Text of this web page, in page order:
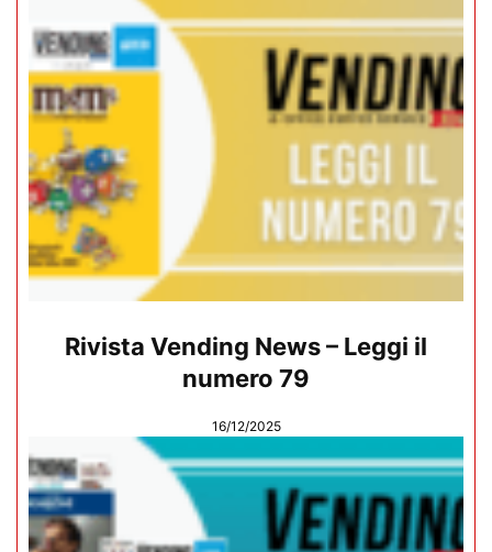
Rivista Vending News – Leggi il
numero 79
16/12/2025